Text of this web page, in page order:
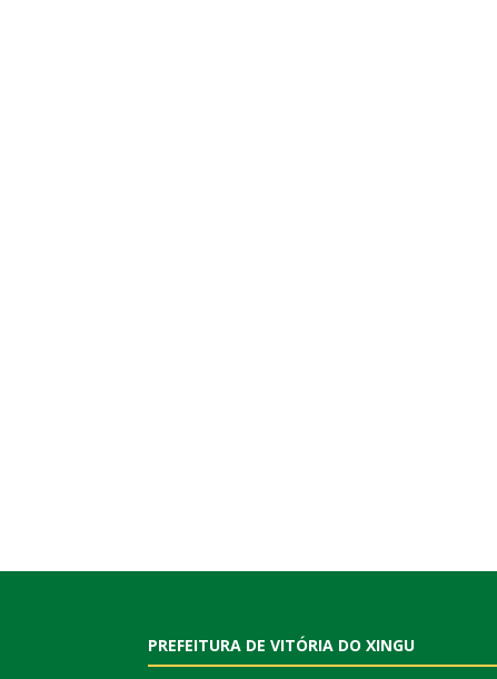
PREFEITURA DE VITÓRIA DO XINGU